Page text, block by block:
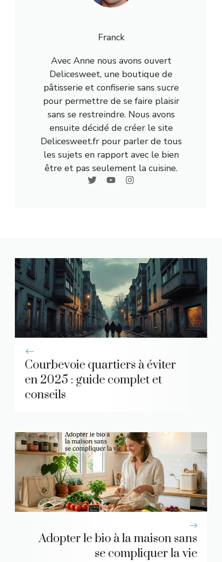
Franck
Avec Anne nous avons ouvert
Delicesweet, une boutique de
pâtisserie et confiserie sans sucre
pour permettre de se faire plaisir
sans se restreindre. Nous avons
ensuite décidé de créer le site
Delicesweet.fr pour parler de tous
les sujets en rapport avec le bien
être et pas seulement la cuisine.
Courbevoie quartiers à éviter
en 2025 : guide complet et
conseils
Adopter le bio à la maison sans
se compliquer la vie